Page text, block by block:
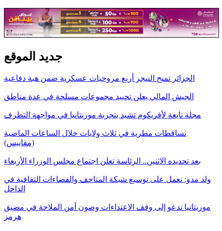
جديد الموقع
الجزائر تمنح النيجر أربع مروحيات عسكرية ضمن هبة دفاعية
الجيش المالي يعلن تحييد مجموعات مسلحة في عدة مناطق
مجلة تابعة لأفريكوم تشيد بتجربة موريتانيا في مواجهة التطرف
تساقطات مطرية في ثلاث ولايات خلال الساعات الماضية
(مقاييس)
بعد تحديده الاثنين.. الرئاسة تعلن اجتماع مجلس الوزراء الأربعاء
ولد مدو: نعمل على توسيع شبكة المتاحف والفضاءات الثقافية في
الداخل
موريتانيا تدعو إلى وقف الاعتداءات وصون أمن الملاحة في مضيق
هرمز